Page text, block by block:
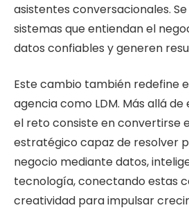
asistentes conversacionales.
sistemas que entiendan el
datos confiables y generen
Este cambio también redefine
agencia como LDM. Más allá
el reto consiste en convertirse
estratégico capaz de resolver
negocio mediante datos,
tecnología, conectando estas
creatividad para impulsar